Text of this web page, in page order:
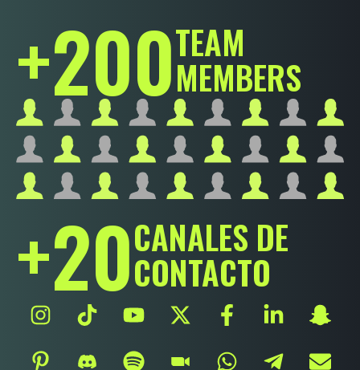
TEAM
MEMBERS
+200
CANALES DE
CONTACTO
+20